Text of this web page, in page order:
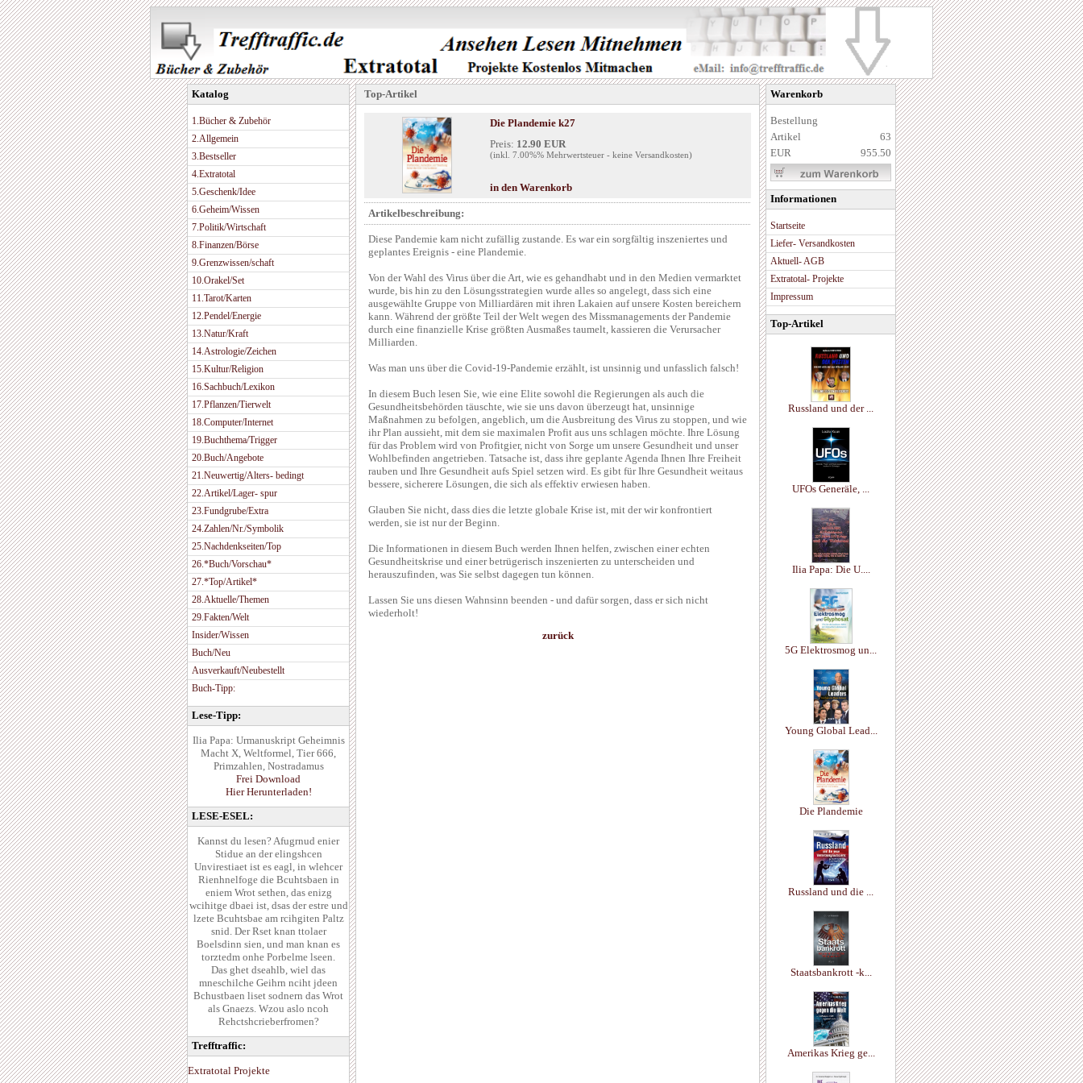
Katalog
1.Bücher & Zubehör
2.Allgemein
3.Bestseller
4.Extratotal
5.Geschenk/Idee
6.Geheim/Wissen
7.Politik/Wirtschaft
8.Finanzen/Börse
9.Grenzwissen/schaft
10.Orakel/Set
11.Tarot/Karten
12.Pendel/Energie
13.Natur/Kraft
14.Astrologie/Zeichen
15.Kultur/Religion
16.Sachbuch/Lexikon
17.Pflanzen/Tierwelt
18.Computer/Internet
19.Buchthema/Trigger
20.Buch/Angebote
21.Neuwertig/Alters- bedingt
22.Artikel/Lager- spur
23.Fundgrube/Extra
24.Zahlen/Nr./Symbolik
25.Nachdenkseiten/Top
26.*Buch/Vorschau*
27.*Top/Artikel*
28.Aktuelle/Themen
29.Fakten/Welt
Insider/Wissen
Buch/Neu
Ausverkauft/Neubestellt
Buch-Tipp:
Lese-Tipp:
Ilia Papa: Urmanuskript Geheimnis
Macht X, Weltformel, Tier 666,
Primzahlen, Nostradamus
Frei Download
Hier Herunterladen!
LESE-ESEL:
Kannst du lesen? Afugrnud enier
Stidue an der elingshcen
Unvirestiaet ist es eagl, in wlehcer
Rienhnelfoge die Bcuhtsbaen in
eniem Wrot sethen, das enizg
wcihitge dbaei ist, dsas der estre und
lzete Bcuhtsbae am rcihgiten Paltz
snid. Der Rset knan ttolaer
Boelsdinn sien, und man knan es
torztedm onhe Porbelme lseen.
Das ghet dseahlb, wiel das
mneschilche Geihrn nciht jdeen
Bchustbaen liset sodnern das Wrot
als Gnaezs. Wzou aslo ncoh
Rehctshcrieberfromen?
Trefftraffic:
Extratotal Projekte
Top-Artikel
Die Plandemie k27
Preis: 12.90 EUR
(inkl. 7.00%% Mehrwertsteuer - keine Versandkosten)
in den Warenkorb
Artikelbeschreibung:
Diese Pandemie kam nicht zufällig zustande. Es war ein sorgfältig inszeniertes und
geplantes Ereignis - eine Plandemie.
Von der Wahl des Virus über die Art, wie es gehandhabt und in den Medien vermarktet
wurde, bis hin zu den Lösungsstrategien wurde alles so angelegt, dass sich eine
ausgewählte Gruppe von Milliardären mit ihren Lakaien auf unsere Kosten bereichern
kann. Während der größte Teil der Welt wegen des Missmanagements der Pandemie
durch eine finanzielle Krise größten Ausmaßes taumelt, kassieren die Verursacher
Milliarden.
Was man uns über die Covid-19-Pandemie erzählt, ist unsinnig und unfasslich falsch!
In diesem Buch lesen Sie, wie eine Elite sowohl die Regierungen als auch die
Gesundheitsbehörden täuschte, wie sie uns davon überzeugt hat, unsinnige
Maßnahmen zu befolgen, angeblich, um die Ausbreitung des Virus zu stoppen, und wie
ihr Plan aussieht, mit dem sie maximalen Profit aus uns schlagen möchte. Ihre Lösung
für das Problem wird von Profitgier, nicht von Sorge um unsere Gesundheit und unser
Wohlbefinden angetrieben. Tatsache ist, dass ihre geplante Agenda Ihnen Ihre Freiheit
rauben und Ihre Gesundheit aufs Spiel setzen wird. Es gibt für Ihre Gesundheit weitaus
bessere, sicherere Lösungen, die sich als effektiv erwiesen haben.
Glauben Sie nicht, dass dies die letzte globale Krise ist, mit der wir konfrontiert
werden, sie ist nur der Beginn.
Die Informationen in diesem Buch werden Ihnen helfen, zwischen einer echten
Gesundheitskrise und einer betrügerisch inszenierten zu unterscheiden und
herauszufinden, was Sie selbst dagegen tun können.
Lassen Sie uns diesen Wahnsinn beenden - und dafür sorgen, dass er sich nicht
wiederholt!
zurück
Warenkorb
Bestellung
Artikel
63
EUR
955.50
Informationen
Startseite
Liefer- Versandkosten
Aktuell- AGB
Extratotal- Projekte
Impressum
Top-Artikel
Russland und der ...
UFOs Generäle, ...
Ilia Papa: Die U....
5G Elektrosmog un...
Young Global Lead...
Die Plandemie
Russland und die ...
Staatsbankrott -k...
Amerikas Krieg ge...